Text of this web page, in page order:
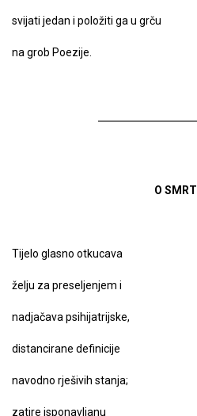
svijati jedan i položiti ga u grču
na grob Poezije.
O SMRTI
Tijelo glasno otkucava
želju za preseljenjem i
nadjačava psihijatrijske,
distancirane definicije
navodno rješivih stanja;
zatire isponavljanu